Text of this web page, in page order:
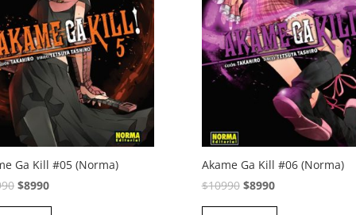
Ga Kill #05 (Norma)
El
$8990El
Akame Ga Kill #06 (Norma)
$10990 El
$8990El